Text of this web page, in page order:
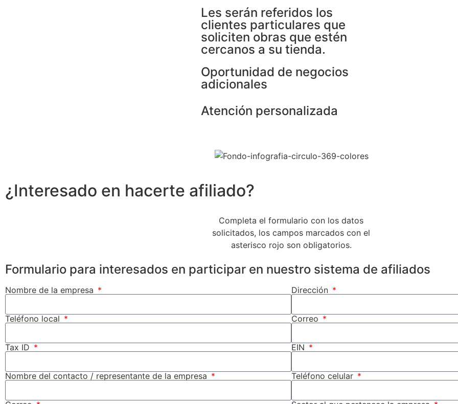
Les serán referidos los
clientes particulares que
soliciten obras que estén
cercanos a su tienda.
Oportunidad de negocios
adicionales
Atención personalizada
¿Interesado en hacerte afiliado?
Completa el formulario con los datos
solicitados, los campos marcados con el
asterisco rojo son obligatorios.
Formulario para interesados en participar en nuestro sistema de afiliados
Nombre de la empresa Dirección
Teléfono local Correo
Tax ID EIN
Nombre del contacto / representante de la empresa Teléfono celular